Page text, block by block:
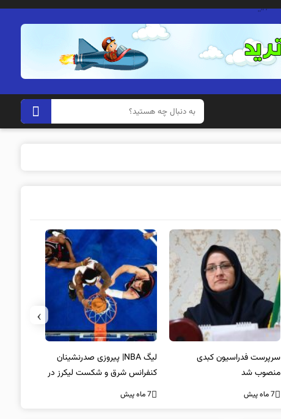
سرپرست فدراسیون کبدی
منصوب شد
7 ماه پیش
لیگ NBA| پیروزی صدرنشینان
کنفرانس شرق و شکست لیکرز در
غیاب جیمز
7 ماه پیش
›